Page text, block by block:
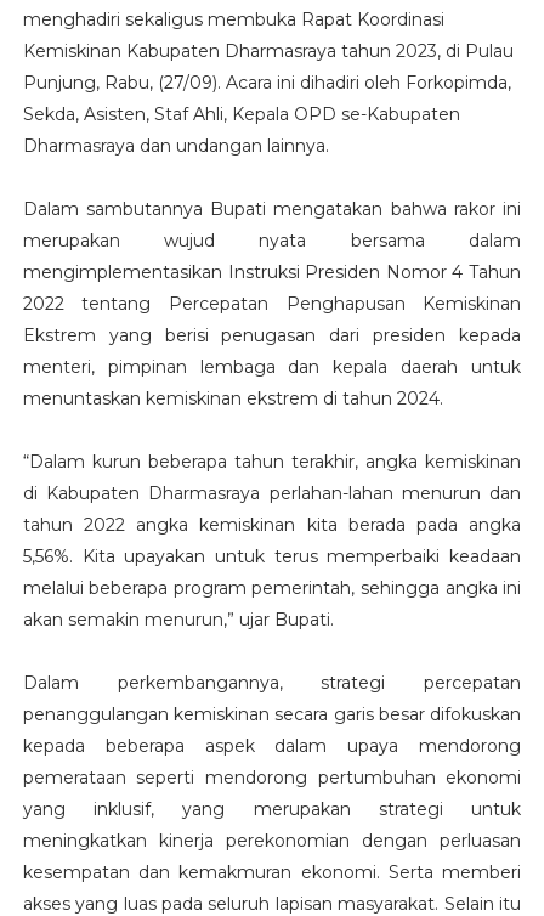
menghadiri sekaligus membuka Rapat Koordinasi
Kemiskinan Kabupaten Dharmasraya tahun 2023, di Pulau
Punjung, Rabu, (27/09). Acara ini dihadiri oleh Forkopimda,
Sekda, Asisten, Staf Ahli, Kepala OPD se-Kabupaten
Dharmasraya dan undangan lainnya.
Dalam sambutannya Bupati mengatakan bahwa rakor ini
merupakan wujud nyata bersama dalam
mengimplementasikan Instruksi Presiden Nomor 4 Tahun
2022 tentang Percepatan Penghapusan Kemiskinan
Ekstrem yang berisi penugasan dari presiden kepada
menteri, pimpinan lembaga dan kepala daerah untuk
menuntaskan kemiskinan ekstrem di tahun 2024.
“Dalam kurun beberapa tahun terakhir, angka kemiskinan
di Kabupaten Dharmasraya perlahan-lahan menurun dan
tahun 2022 angka kemiskinan kita berada pada angka
5,56%. Kita upayakan untuk terus memperbaiki keadaan
melalui beberapa program pemerintah, sehingga angka ini
akan semakin menurun,” ujar Bupati.
Dalam perkembangannya, strategi percepatan
penanggulangan kemiskinan secara garis besar difokuskan
kepada beberapa aspek dalam upaya mendorong
pemerataan seperti mendorong pertumbuhan ekonomi
yang inklusif, yang merupakan strategi untuk
meningkatkan kinerja perekonomian dengan perluasan
kesempatan dan kemakmuran ekonomi. Serta memberi
akses yang luas pada seluruh lapisan masyarakat. Selain itu